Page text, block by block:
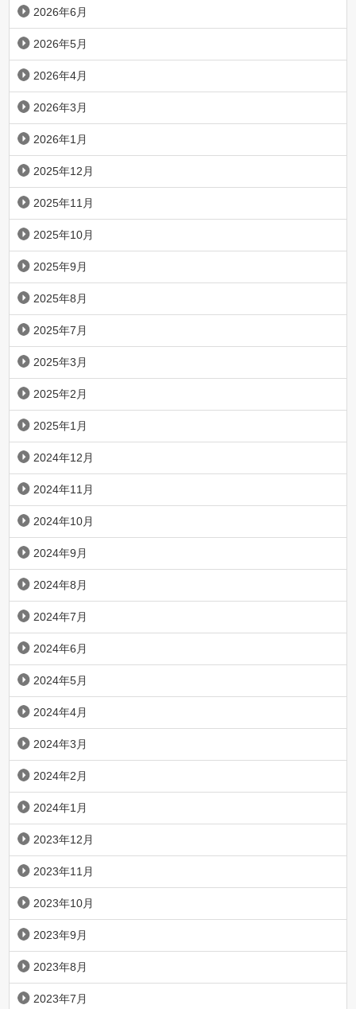
2026年6月
2026年5月
2026年4月
2026年3月
2026年1月
2025年12月
2025年11月
2025年10月
2025年9月
2025年8月
2025年7月
2025年3月
2025年2月
2025年1月
2024年12月
2024年11月
2024年10月
2024年9月
2024年8月
2024年7月
2024年6月
2024年5月
2024年4月
2024年3月
2024年2月
2024年1月
2023年12月
2023年11月
2023年10月
2023年9月
2023年8月
2023年7月